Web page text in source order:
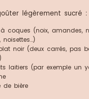
légèrement sucré :
à coques (noix, amandes,
noisettes…)
noir (deux carrés, pas
laitiers (par exemple un
de bière